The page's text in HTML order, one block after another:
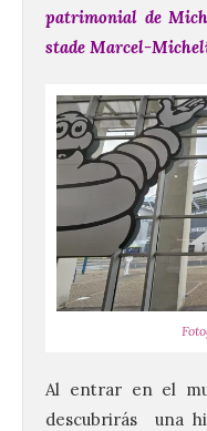
patrimonial de
stade Marcel-
Al entrar en el
descubrirás una